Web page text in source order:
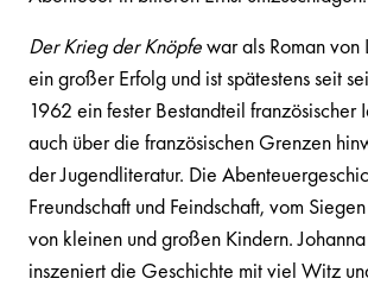
Der Krieg der Knöpfewar als Roman von
ein großer Erfolg und ist spätestens seit
1962 ein fester Bestandteil französischer
auch über die französischen Grenzen
der Jugendliteratur. Die
Freundschaft und Feindschaft, vom
von kleinen und großen Kindern.
inszeniert die Geschichte mit viel Witz